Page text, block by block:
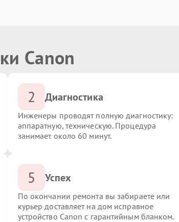
Canon
2 Диагностика
Инженеры проводят полную диагностику:
аппаратную, техническую. Процедура
занимает около 60 минут.
5 Успех
По окончании ремонта вы забираете или
курьер доставляет на дом исправное
устройство Canon с гарантийным бланком.